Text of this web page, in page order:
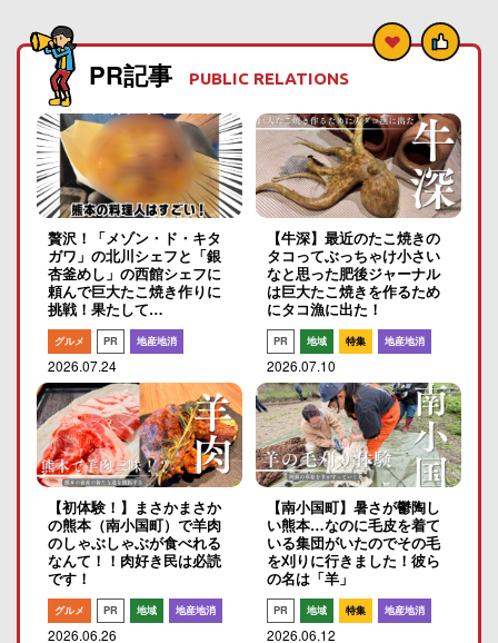
PR記事 PUBLIC RELATIONS
贅沢！「メゾン・ド・キタ
ガワ」の北川シェフと「銀
杏釜めし」の西館シェフに
頼んで巨大たこ焼き作りに
挑戦！果たして…
グルメ PR 地産地消
2026.07.24
【牛深】最近のたこ焼きの
タコってぶっちゃけ小さい
なと思った肥後ジャーナル
は巨大たこ焼きを作るため
にタコ漁に出た！
PR 地域 特集 地産地消
2026.07.10
【初体験！】まさかまさか
の熊本（南小国町）で羊肉
のしゃぶしゃぶが食べれる
なんて！！肉好き民は必読
です！
グルメ PR 地域 地産地消
2026.06.26
【南小国町】暑さが鬱陶し
い熊本…なのに毛皮を着て
いる集団がいたのでその毛
を刈りに行きました！彼ら
の名は「羊」
PR 地域 特集 地産地消
2026.06.12